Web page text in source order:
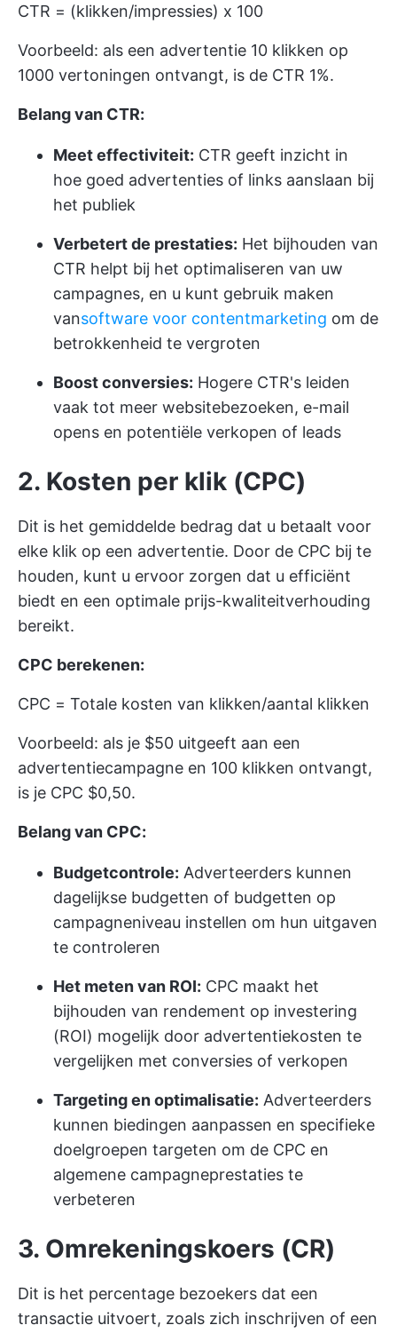
CTR = (klikken/impressies) x 100
Voorbeeld: als een advertentie 10 klikken op
1000 vertoningen ontvangt, is de CTR 1%.
Belang van CTR:
Meet effectiviteit: CTR geeft inzicht in
hoe goed advertenties of links aanslaan bij
het publiek
Verbetert de prestaties: Het bijhouden van
CTR helpt bij het optimaliseren van uw
campagnes, en u kunt gebruik maken
vansoftware voor contentmarketing om de
betrokkenheid te vergroten
Boost conversies: Hogere CTR's leiden
vaak tot meer websitebezoeken, e-mail
opens en potentiële verkopen of leads
2. Kosten per klik (CPC)
Dit is het gemiddelde bedrag dat u betaalt voor
elke klik op een advertentie. Door de CPC bij te
houden, kunt u ervoor zorgen dat u efficiënt
biedt en een optimale prijs-kwaliteitverhouding
bereikt.
CPC berekenen:
CPC = Totale kosten van klikken/aantal klikken
Voorbeeld: als je $50 uitgeeft aan een
advertentiecampagne en 100 klikken ontvangt,
is je CPC $0,50.
Belang van CPC:
Budgetcontrole: Adverteerders kunnen
dagelijkse budgetten of budgetten op
campagneniveau instellen om hun uitgaven
te controleren
Het meten van ROI: CPC maakt het
bijhouden van rendement op investering
(ROI) mogelijk door advertentiekosten te
vergelijken met conversies of verkopen
Targeting en optimalisatie: Adverteerders
kunnen biedingen aanpassen en specifieke
doelgroepen targeten om de CPC en
algemene campagneprestaties te
verbeteren
3. Omrekeningskoers (CR)
Dit is het percentage bezoekers dat een
transactie uitvoert, zoals zich inschrijven of een